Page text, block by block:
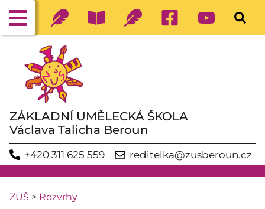
ZÁKLADNÍ UMĚLECKÁ ŠKOLA
Václava Talicha Beroun
+420 311 625 559 reditelka@zusberoun.cz
ZUŠ > Rozvrhy